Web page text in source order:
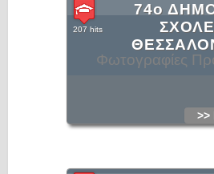
Φωτογραφίες
74ο
207 hits
>>